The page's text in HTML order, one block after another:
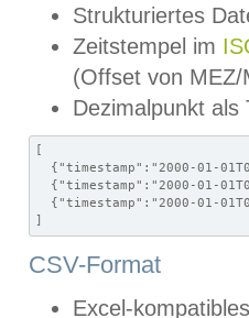
Strukturiertes
Zeitstempel im
(Offset von MEZ/
Dezimalpunkt als
[
{"timestamp":"2000-01-
{"timestamp":"2000-01-
{"timestamp":"2000-01-
]
CSV-Format
Excel-